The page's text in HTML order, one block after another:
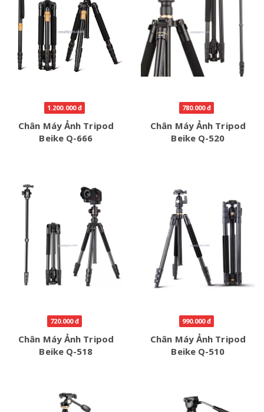
1.200.000 đ
Chân Máy Ảnh Tripod
Beike Q-666
780.000 đ
Chân Máy Ảnh Tripod
Beike Q-520
720.000 đ
Chân Máy Ảnh Tripod
Beike Q-518
990.000 đ
Chân Máy Ảnh Tripod
Beike Q-510